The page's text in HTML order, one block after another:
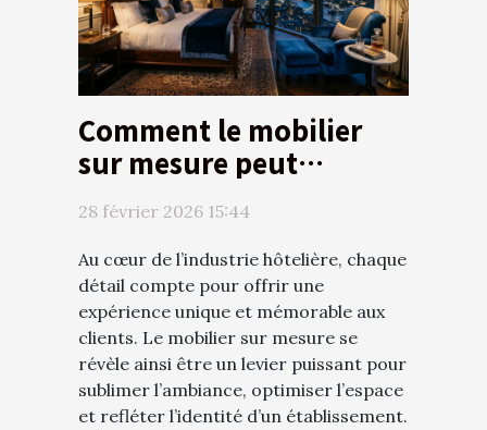
Comment le mobilier
sur mesure peut
transformer
l'expérience hôtelière ?
28 février 2026 15:44
Au cœur de l’industrie hôtelière, chaque
détail compte pour offrir une
expérience unique et mémorable aux
clients. Le mobilier sur mesure se
révèle ainsi être un levier puissant pour
sublimer l’ambiance, optimiser l’espace
et refléter l’identité d’un établissement.